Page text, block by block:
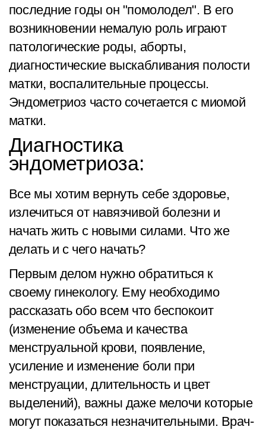
последние годы он "помолодел". В его
возникновении немалую роль играют
патологические роды, аборты,
диагностические выскабливания полости
матки, воспалительные процессы.
Эндометриоз часто сочетается с миомой
матки.
Диагностика
эндометриоза:
Все мы хотим вернуть себе здоровье,
излечиться от навязчивой болезни и
начать жить с новыми силами. Что же
делать и с чего начать?
Первым делом нужно обратиться к
своему гинекологу. Ему необходимо
рассказать обо всем что беспокоит
(изменение объема и качества
менструальной крови, появление,
усиление и изменение боли при
менструации, длительность и цвет
выделений), важны даже мелочи которые
могут показаться незначительными. Врач-